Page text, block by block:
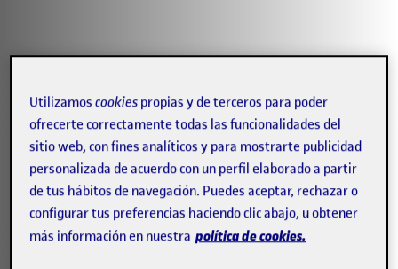
Utilizamoscookies propias y de terceros para poder
ofrecerte correctamente todas las funcionalidades del
sitio web, con fines analíticos y para mostrarte publicidad
personalizada de acuerdo con un perfil elaborado a partir
de tus hábitos de navegación. Puedes aceptar, rechazar o
configurar tus preferencias haciendo clic abajo, u obtener
más información en nuestra política de cookies.